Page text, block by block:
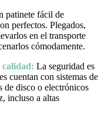
patinete fácil de
perfectos. Plegados,
en el transporte
cómodamente.
calidad: La seguridad es
cuentan con sistemas de
de disco o electrónicos
incluso a altas